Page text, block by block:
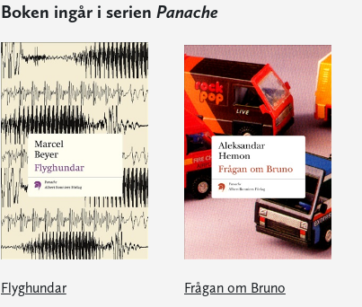
Boken ingår i serien Panache
Flyghundar Frågan om Bruno